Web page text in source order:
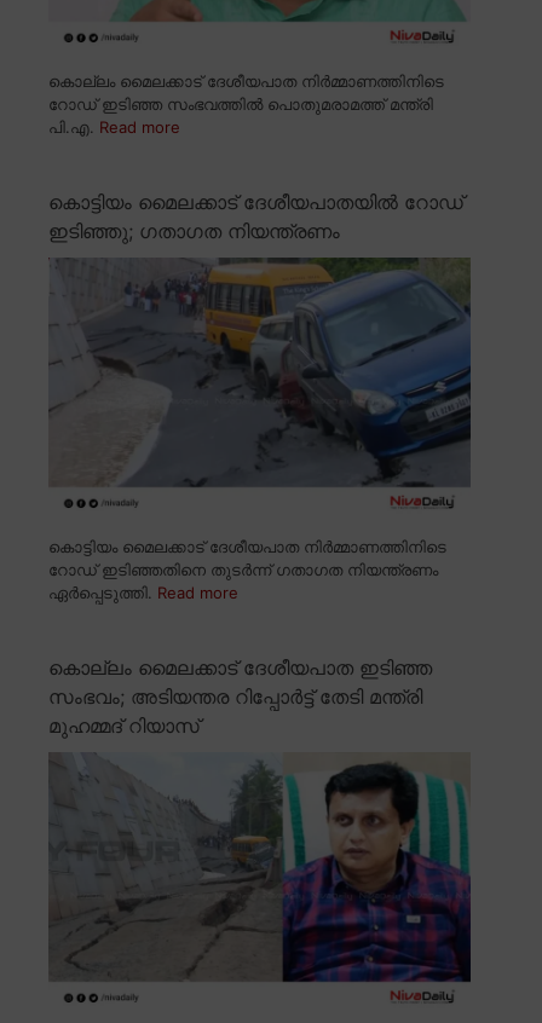
കൊല്ലം മൈലക്കാട് ദേശീയപാത നിർമ്മാണത്തിനിടെ
റോഡ് ഇടിഞ്ഞ സംഭവത്തിൽ പൊതുമരാമത്ത് മന്ത്രി
പി.എ. Read more
കൊട്ടിയം മൈലക്കാട് ദേശീയപാതയിൽ റോഡ്
ഇടിഞ്ഞു; ഗതാഗത നിയന്ത്രണം
കൊട്ടിയം മൈലക്കാട് ദേശീയപാത നിർമ്മാണത്തിനിടെ
റോഡ് ഇടിഞ്ഞതിനെ തുടർന്ന് ഗതാഗത നിയന്ത്രണം
ഏർപ്പെടുത്തി. Read more
കൊല്ലം മൈലക്കാട് ദേശീയപാത ഇടിഞ്ഞ
സംഭവം; അടിയന്തര റിപ്പോർട്ട് തേടി മന്ത്രി
മുഹമ്മദ് റിയാസ്